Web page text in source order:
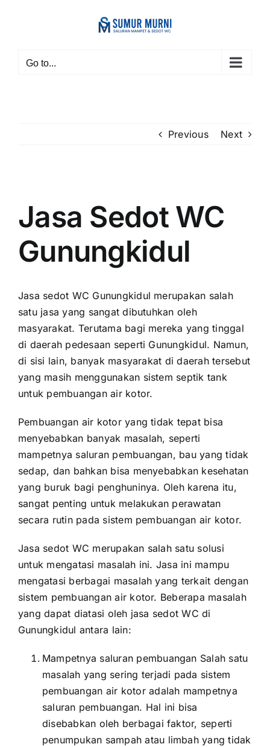
Go to...
Previous Next
Larger
Image
Jasa Sedot WC
Gunungkidul
Jasa sedot WC Gunungkidul merupakan salah
satu jasa yang sangat dibutuhkan oleh
masyarakat. Terutama bagi mereka yang tinggal
di daerah pedesaan seperti Gunungkidul. Namun,
di sisi lain, banyak masyarakat di daerah tersebut
yang masih menggunakan sistem septik tank
untuk pembuangan air kotor.
Pembuangan air kotor yang tidak tepat bisa
menyebabkan banyak masalah, seperti
mampetnya saluran pembuangan, bau yang tidak
sedap, dan bahkan bisa menyebabkan kesehatan
yang buruk bagi penghuninya. Oleh karena itu,
sangat penting untuk melakukan perawatan
secara rutin pada sistem pembuangan air kotor.
Jasa sedot WC merupakan salah satu solusi
untuk mengatasi masalah ini. Jasa ini mampu
mengatasi berbagai masalah yang terkait dengan
sistem pembuangan air kotor. Beberapa masalah
yang dapat diatasi oleh jasa sedot WC di
Gunungkidul antara lain:
Mampetnya saluran pembuangan Salah satu
masalah yang sering terjadi pada sistem
pembuangan air kotor adalah mampetnya
saluran pembuangan. Hal ini bisa
disebabkan oleh berbagai faktor, seperti
penumpukan sampah atau limbah yang tidak